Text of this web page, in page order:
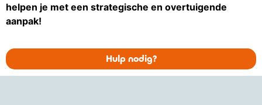
helpen je met een strategische en overtuigende
aanpak!
Hulp nodig?